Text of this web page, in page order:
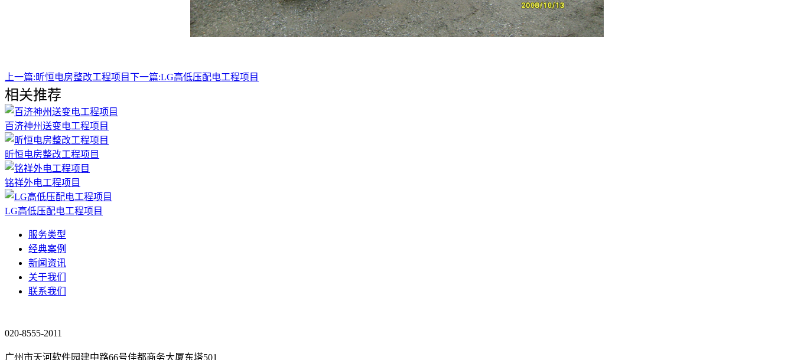
上一篇:昕恒电房整改工程项目下一篇:LG高低压配电工程项目
相关推荐
百济神州送变电工程项目
昕恒电房整改工程项目
铭祥外电工程项目
LG高低压配电工程项目
服务类型
经典案例
新闻资讯
关于我们
联系我们
020-8555-2011
广州市天河软件园建中路66号佳都商务大厦东塔501